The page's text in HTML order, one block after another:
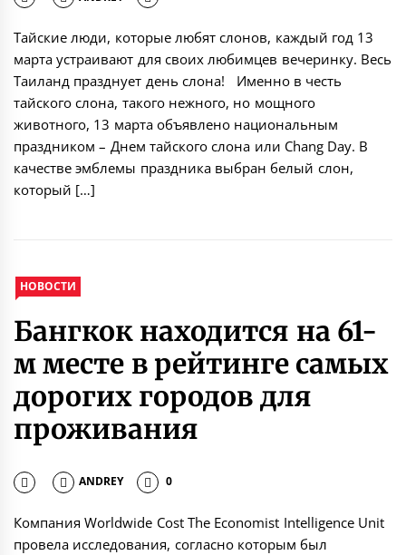
Тайские люди, которые любят слонов, каждый год 13
марта устраивают для своих любимцев вечеринку. Весь
Таиланд празднует день слона! Именно в честь
тайского слона, такого нежного, но мощного
животного, 13 марта объявлено национальным
праздником – Днем тайского слона или Chang Day. В
качестве эмблемы праздника выбран белый слон,
который […]
НОВОСТИ
Бангкок находится на 61-
м месте в рейтинге самых
дорогих городов для
проживания
ANDREY 0
Компания Worldwide Cost The Economist Intelligence Unit
провела исследования, согласно которым был